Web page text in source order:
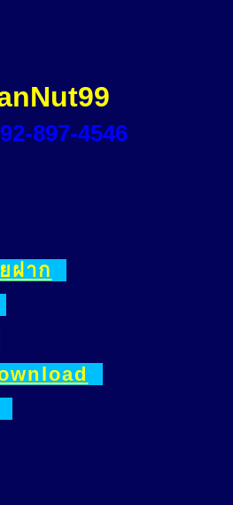
897-4546
ฝาก